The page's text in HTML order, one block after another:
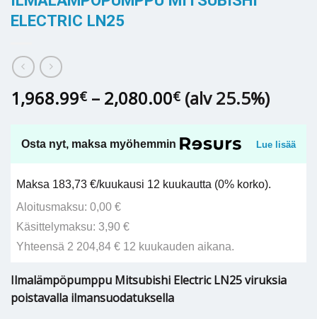
ELECTRIC LN25
1,968.99€ – 2,080.00€Hintaluokka:
1,968.99€
-
2,080.00€
(alv 25.5%)
Osta nyt, maksa myöhemmin Lue lisää
Maksa 183,73 €/kuukausi 12 kuukautta (0% korko).
Aloitusmaksu: 0,00 €
Käsittelymaksu: 3,90 €
Yhteensä 2 204,84 € 12 kuukauden aikana.
Ilmalämpöpumppu Mitsubishi Electric LN25 viruksia
poistavalla ilmansuodatuksella